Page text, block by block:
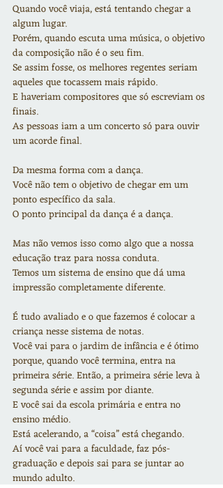
Quando você viaja, está tentando chegar a
algum lugar.
Porém, quando escuta uma música, o objetivo
da composição não é o seu fim.
Se assim fosse, os melhores regentes seriam
aqueles que tocassem mais rápido.
E haveriam compositores que só escreviam os
finais.
As pessoas iam a um concerto só para ouvir
um acorde final.
Da mesma forma com a dança.
Você não tem o objetivo de chegar em um
ponto específico da sala.
O ponto principal da dança é a dança.
Mas não vemos isso como algo que a nossa
educação traz para nossa conduta.
Temos um sistema de ensino que dá uma
impressão completamente diferente.
É tudo avaliado e o que fazemos é colocar a
criança nesse sistema de notas.
Você vai para o jardim de infância e é ótimo
porque, quando você termina, entra na
primeira série. Então, a primeira série leva à
segunda série e assim por diante.
E você sai da escola primária e entra no
ensino médio.
Está acelerando, a “coisa” está chegando.
Aí você vai para a faculdade, faz pós-
graduação e depois sai para se juntar ao
mundo adulto.